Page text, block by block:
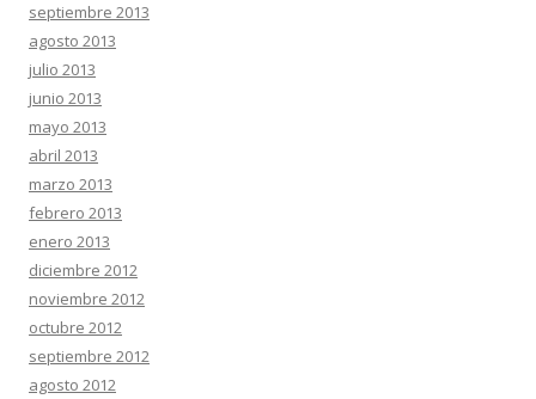
septiembre 2013
agosto 2013
julio 2013
junio 2013
mayo 2013
abril 2013
marzo 2013
febrero 2013
enero 2013
diciembre 2012
noviembre 2012
octubre 2012
septiembre 2012
agosto 2012